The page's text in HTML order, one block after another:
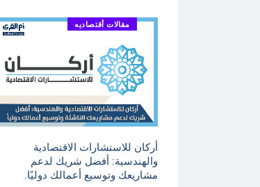
مقالات أقتصاديه
أركان للاستشارات الاقتصادية
والهندسية: أفضل شريك لدعم
مشاريعك وتوسيع أعمالك دوليًا.